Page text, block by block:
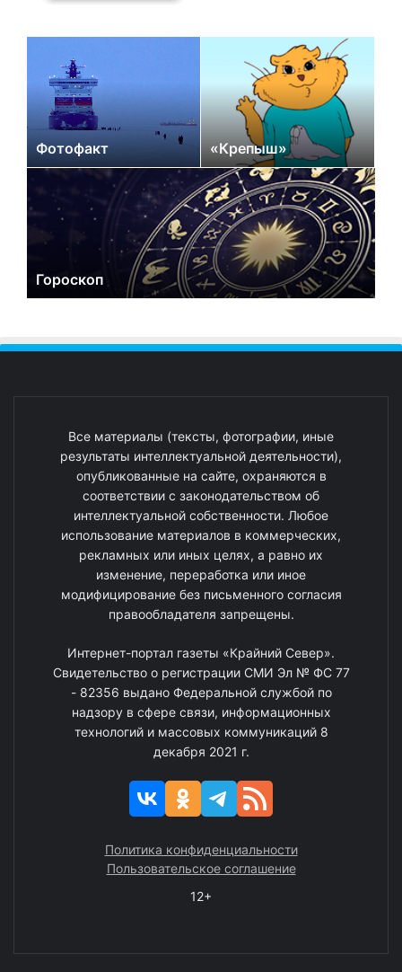
Фотофакт «Крепыш»
Гороскоп
Все материалы (тексты, фотографии, иные
результаты интеллектуальной деятельности),
опубликованные на сайте, охраняются в
соответствии с законодательством об
интеллектуальной собственности. Любое
использование материалов в коммерческих,
рекламных или иных целях, а равно их
изменение, переработка или иное
модифицирование без письменного согласия
правообладателя запрещены.
Интернет-портал газеты «Крайний Север».
Свидетельство о регистрации СМИ Эл № ФС 77
- 82356 выдано Федеральной службой по
надзору в сфере связи, информационных
технологий и массовых коммуникаций 8
декабря 2021 г.
Политика конфиденциальности
Пользовательское соглашение
12+